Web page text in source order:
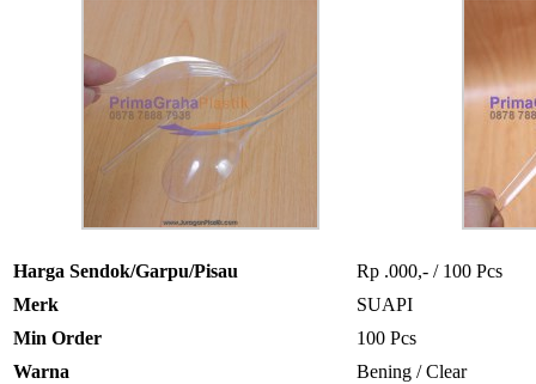
Harga Sendok/Garpu/Pisau
Rp .000,- / 100 Pcs
Merk
SUAPI
Min Order
100 Pcs
Warna
Bening / Clear